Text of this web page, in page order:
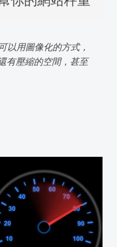
以用圖像化的方式，
有壓縮的空間，甚至